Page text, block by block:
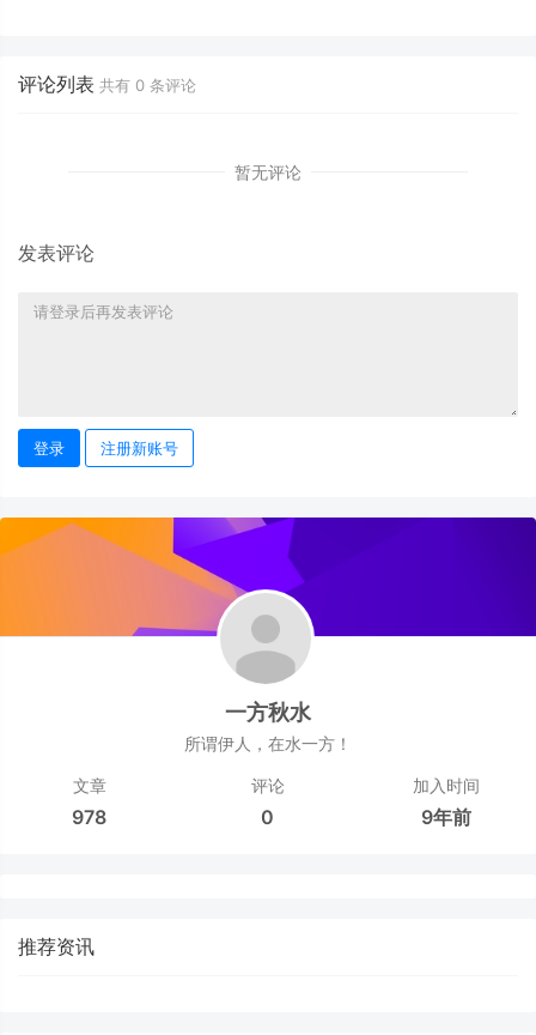
评论列表 共有 0 条评论
暂无评论
发表评论
登录 注册新账号
一方秋水
所谓伊人，在水一方！
文章
978
评论
0
加入时间
9年前
推荐资讯